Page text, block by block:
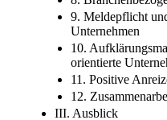
9. Meldepflicht
Unternehmen
10.
orientierte
11. Positive
12.
III. Ausblick